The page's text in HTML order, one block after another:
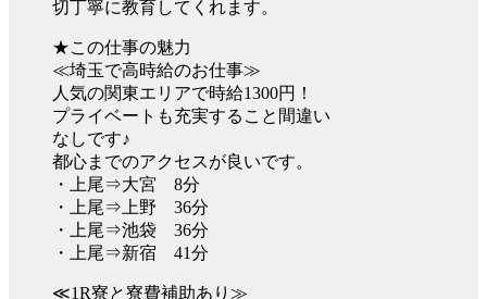
切丁寧に教育してくれます。
★この仕事の魅力
≪埼玉で高時給のお仕事≫
人気の関東エリアで時給1300円！
プライベートも充実すること間違い
なしです♪
都心までのアクセスが良いです。
・上尾⇒大宮 8分
・上尾⇒上野 36分
・上尾⇒池袋 36分
・上尾⇒新宿 41分
≪1R寮と寮費補助あり≫